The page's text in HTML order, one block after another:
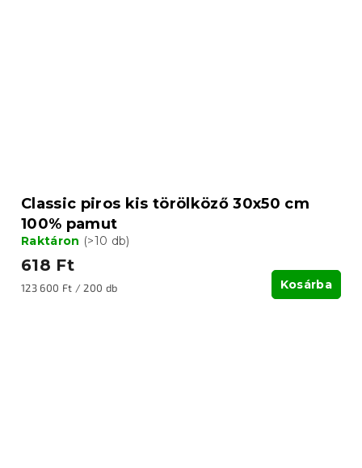
Classic piros kis törölköző 30x50 cm
100% pamut
Raktáron (>10 db)
618 Ft
Egységár:
123 600 Ft / 200 db Kosárba